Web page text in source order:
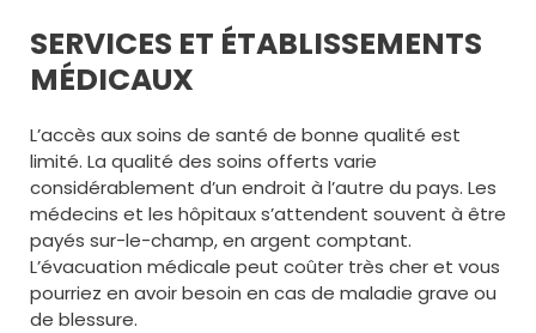
SERVICES ET ÉTABLISSEMENTS
MÉDICAUX
L’accès aux soins de santé de bonne qualité est
limité. La qualité des soins offerts varie
considérablement d’un endroit à l’autre du pays. Les
médecins et les hôpitaux s’attendent souvent à être
payés sur-le-champ, en argent comptant.
L’évacuation médicale peut coûter très cher et vous
pourriez en avoir besoin en cas de maladie grave ou
de blessure.